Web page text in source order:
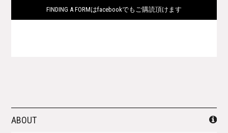
FINDING A FORMはfacebookでもご購読頂けます
ABOUT